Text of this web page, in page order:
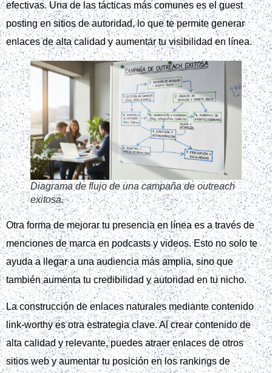
efectivas. Una de las tácticas más comunes es el guest
posting en sitios de autoridad, lo que te permite generar
enlaces de alta calidad y aumentar tu visibilidad en línea.
Diagrama de flujo de una campaña de outreach
exitosa.
Otra forma de mejorar tu presencia en línea es a través de
menciones de marca en podcasts y videos. Esto no solo te
ayuda a llegar a una audiencia más amplia, sino que
también aumenta tu credibilidad y autoridad en tu nicho.
La construcción de enlaces naturales mediante contenido
link-worthy es otra estrategia clave. Al crear contenido de
alta calidad y relevante, puedes atraer enlaces de otros
sitios web y aumentar tu posición en los rankings de